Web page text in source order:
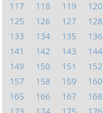
117
118 119 120
125
126 127 128
133
134 135 136
141
142 143 144
149
150 151 152
157
158 159 160
165
166 167 168